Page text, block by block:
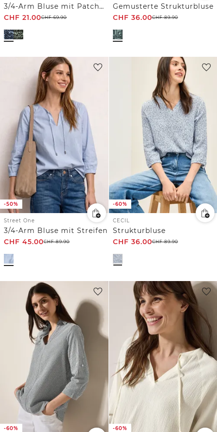
3/4-Arm Bluse mit Patchwork-Print
CHF 21.00CHF69.90
Gemusterte Strukturbluse
CHF 36.00CHF89.90
-50%
Street One
3/4-Arm Bluse mit Streifen
CHF 45.00CHF89.90
-60%
CECIL
Strukturbluse
CHF 36.00CHF89.90
-60% -60%